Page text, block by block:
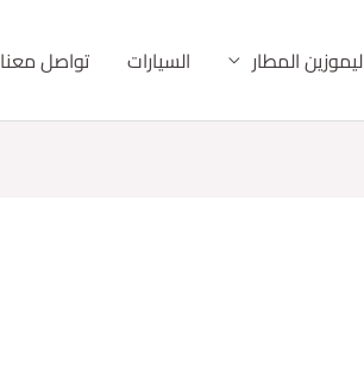
ليموزين المطار السيارات تواصل معنا